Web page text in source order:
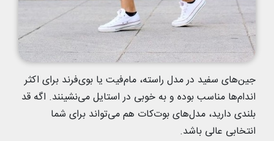
جین‌های سفید در مدل راسته، مام‌فیت یا بوی‌فرند برای اکثر
اندام‌ها مناسب بوده و به خوبی در استایل می‌نشینند. اگه قد
بلندی دارید، مدل‌های بوت‌کات هم می‌تواند برای شما
انتخابی عالی باشد.